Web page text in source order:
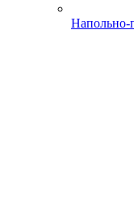
Напольно-